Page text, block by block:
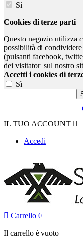
Sì
Cookies di terze parti
Questo negozio utilizza
possibilità di
(pulsanti facebook,
dei visitatori sul nostro
Accetti i cookies di
Sì
IL TUO ACCOUNT 
Accedi
 Carrello 0
Il carrello è vuoto